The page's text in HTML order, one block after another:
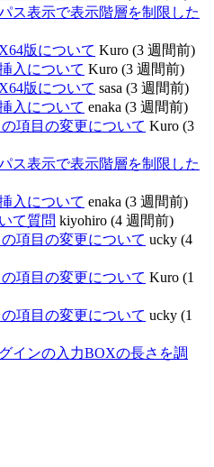
ス表示で表示階層を制限した
版について Kuro (3 週間前)
入について Kuro (3 週間前)
版について sasa (3 週間前)
入について enaka (3 週間前)
項目の変更について Kuro (3
ス表示で表示階層を制限した
入について enaka (3 週間前)
て質問 kiyohiro (4 週間前)
項目の変更について ucky (4
項目の変更について Kuro (1
項目の変更について ucky (1
インの入力BOXの長さを調